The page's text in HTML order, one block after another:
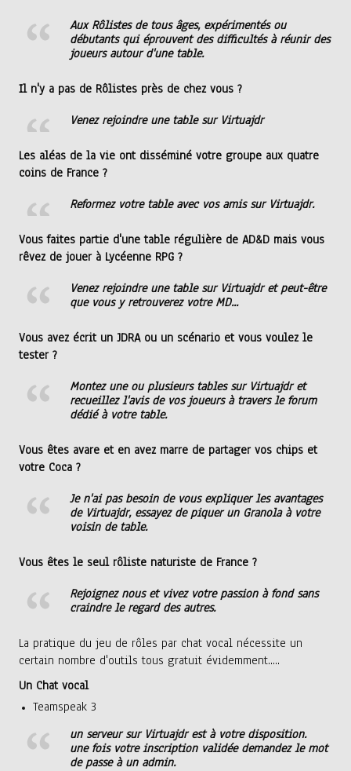
Aux Rôlistes de tous âges, expérimentés ou
débutants qui éprouvent des difficultés à réunir des
joueurs autour d'une table.
Il n'y a pas de Rôlistes près de chez vous ?
Venez rejoindre une table sur Virtuajdr
Les aléas de la vie ont disséminé votre groupe aux quatre
coins de France ?
Reformez votre table avec vos amis sur Virtuajdr.
Vous faites partie d'une table régulière de AD&D mais vous
rêvez de jouer à Lycéenne RPG ?
Venez rejoindre une table sur Virtuajdr et peut-être
que vous y retrouverez votre MD...
Vous avez écrit un JDRA ou un scénario et vous voulez le
tester ?
Montez une ou plusieurs tables sur Virtuajdr et
recueillez l'avis de vos joueurs à travers le forum
dédié à votre table.
Vous êtes avare et en avez marre de partager vos chips et
votre Coca ?
Je n'ai pas besoin de vous expliquer les avantages
de Virtuajdr, essayez de piquer un Granola à votre
voisin de table.
Vous êtes le seul rôliste naturiste de France ?
Rejoignez nous et vivez votre passion à fond sans
craindre le regard des autres.
La pratique du jeu de rôles par chat vocal nécessite un
certain nombre d'outils tous gratuit évidemment.....
Un Chat vocal
Teamspeak 3
un serveur sur Virtuajdr est à votre disposition.
une fois votre inscription validée demandez le mot
de passe à un admin.